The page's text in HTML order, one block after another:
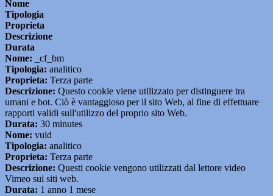
Nome
Tipologia
Proprieta
Descrizione
Durata
Nome: _cf_bm
Tipologia: analitico
Proprieta: Terza parte
Descrizione: Questo cookie viene utilizzato per distinguere tra
umani e bot. Ciò è vantaggioso per il sito Web, al fine di effettuare
rapporti validi sull'utilizzo del proprio sito Web.
Durata: 30 minutes
Nome: vuid
Tipologia: analitico
Proprieta: Terza parte
Descrizione: Questi cookie vengono utilizzati dal lettore video
Vimeo sui siti web.
Durata: 1 anno 1 mese